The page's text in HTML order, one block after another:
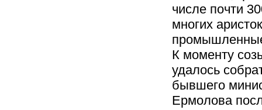
числе почти
многих
К моменту
удалось
бывшего
Ермолова